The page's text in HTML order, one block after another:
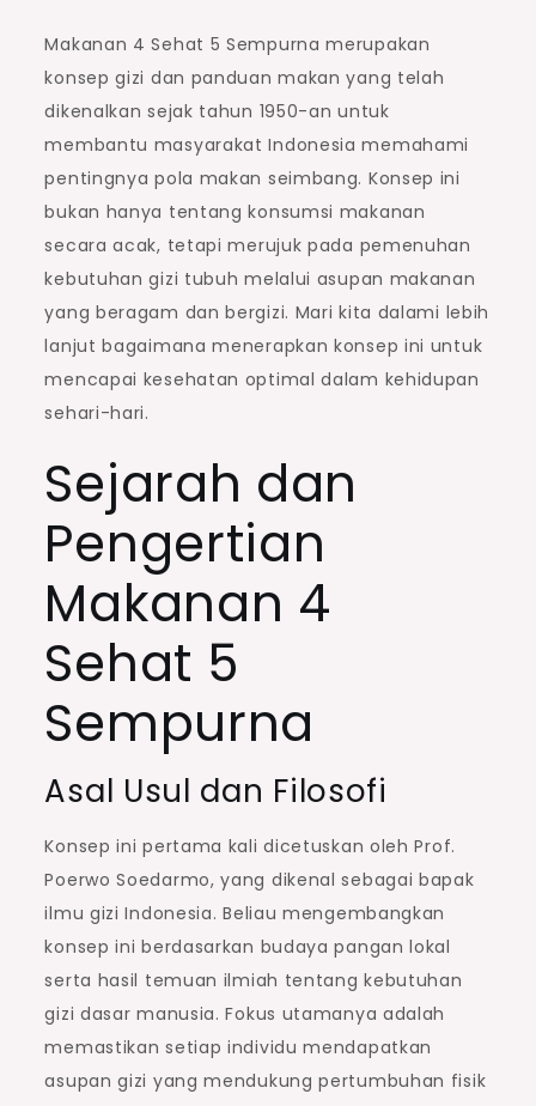
Makanan 4 Sehat 5 Sempurna merupakan
konsep gizi dan panduan makan yang telah
dikenalkan sejak tahun 1950-an untuk
membantu masyarakat Indonesia memahami
pentingnya pola makan seimbang. Konsep ini
bukan hanya tentang konsumsi makanan
secara acak, tetapi merujuk pada pemenuhan
kebutuhan gizi tubuh melalui asupan makanan
yang beragam dan bergizi. Mari kita dalami lebih
lanjut bagaimana menerapkan konsep ini untuk
mencapai kesehatan optimal dalam kehidupan
sehari-hari.
Sejarah dan
Pengertian
Makanan 4
Sehat 5
Sempurna
Asal Usul dan Filosofi
Konsep ini pertama kali dicetuskan oleh Prof.
Poerwo Soedarmo, yang dikenal sebagai bapak
ilmu gizi Indonesia. Beliau mengembangkan
konsep ini berdasarkan budaya pangan lokal
serta hasil temuan ilmiah tentang kebutuhan
gizi dasar manusia. Fokus utamanya adalah
memastikan setiap individu mendapatkan
asupan gizi yang mendukung pertumbuhan fisik